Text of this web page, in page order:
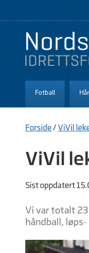
Fotball
Forside/ViVil
ViVil
Sist oppdatert
Vi var totalt
håndball,